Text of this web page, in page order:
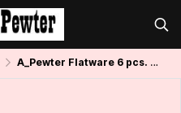
A_Pewter Flatware 6 pcs. Table Set